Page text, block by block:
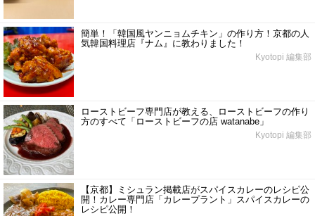
簡単！「韓国風ヤンニョムチキン」の作り方！京都の人
気韓国料理店『ナム』に教わりました！
Kyotopi 編集部
ローストビーフ専門店が教える、ローストビーフの作り
方のすべて「ローストビーフの店 watanabe」
Kyotopi 編集部
【京都】ミシュラン掲載店がスパイスカレーのレシピ公
開！カレー専門店「カレープラント」スパイスカレーの
レシピ公開！